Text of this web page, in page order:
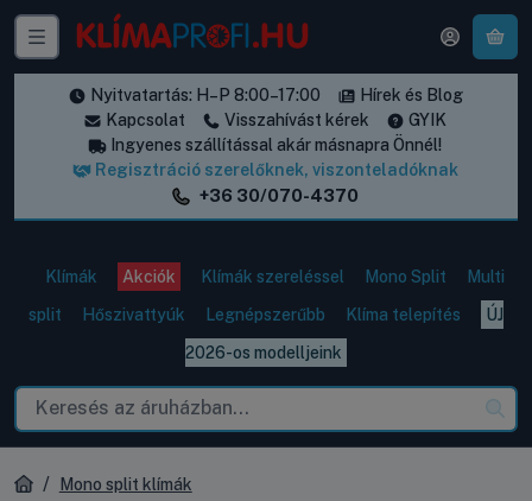
Nyitvatartás: H–P 8:00–17:00
Hírek és Blog
Kapcsolat
Visszahívást kérek
GYIK
Ingyenes szállítással akár másnapra Önnél!
Regisztráció szerelőknek, viszonteladóknak
+36 30/070-4370
Klímák Akciók Klímák szereléssel Mono Split
Multi
split
Hőszivattyúk Legnépszerűbb Klíma telepítés
ÚJ
2026-os modelljeink
Mono split klímák